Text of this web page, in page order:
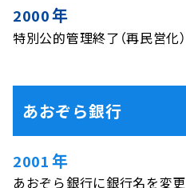
2000年
特別公的管理終了（再民営化）
あおぞら銀行
2001年
あおぞら銀行に銀行名を変更